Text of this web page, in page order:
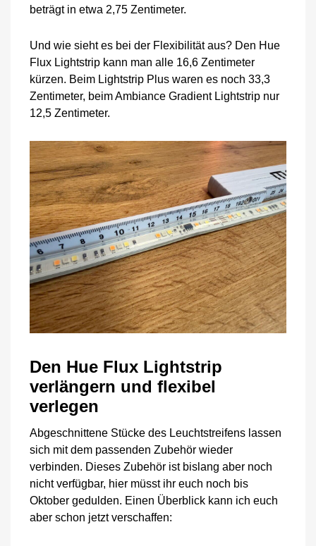
beträgt in etwa 2,75 Zentimeter.
Und wie sieht es bei der Flexibilität aus? Den Hue
Flux Lightstrip kann man alle 16,6 Zentimeter
kürzen. Beim Lightstrip Plus waren es noch 33,3
Zentimeter, beim Ambiance Gradient Lightstrip nur
12,5 Zentimeter.
Den Hue Flux Lightstrip
verlängern und flexibel
verlegen
Abgeschnittene Stücke des Leuchtstreifens lassen
sich mit dem passenden Zubehör wieder
verbinden. Dieses Zubehör ist bislang aber noch
nicht verfügbar, hier müsst ihr euch noch bis
Oktober gedulden. Einen Überblick kann ich euch
aber schon jetzt verschaffen: